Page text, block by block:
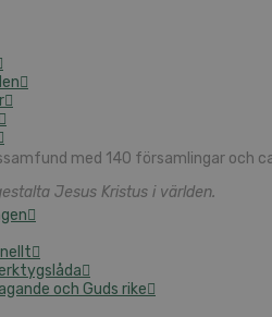
och Guds rike
med 140 församlingar och
Jesus Kristus i världen.